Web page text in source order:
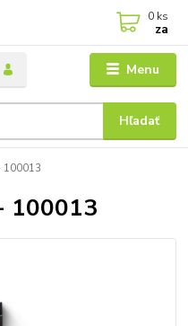
Menu
Hľadať
0 ks
za
100013
100013